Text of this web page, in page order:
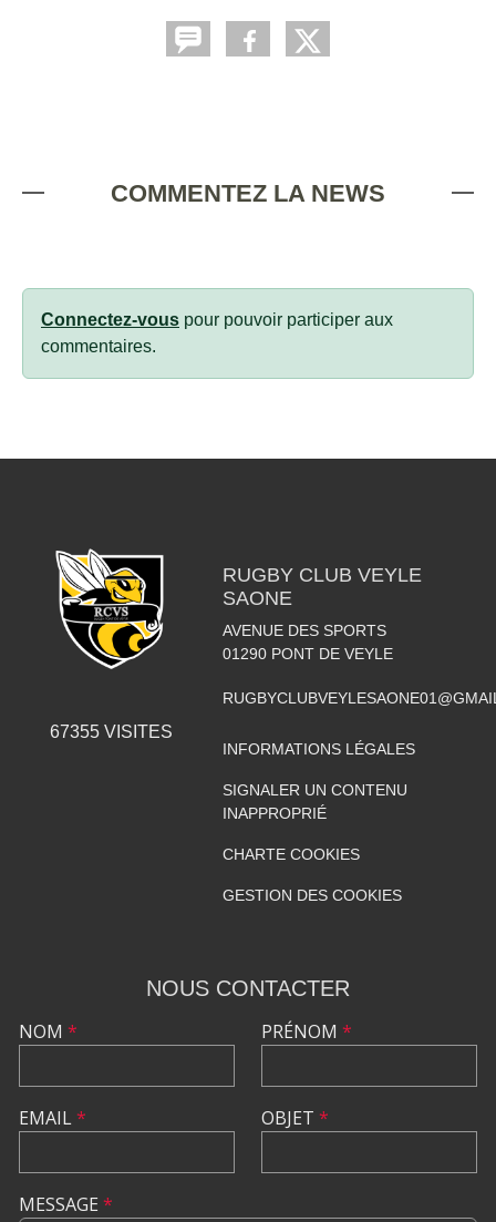
COMMENTEZ LA NEWS
Connectez-vous pour pouvoir participer aux
commentaires.
67355VISITES
RUGBY CLUB VEYLE
SAONE
AVENUE DES SPORTS
01290 PONT DE VEYLE
INFORMATIONS LÉGALES
SIGNALER UN CONTENU
INAPPROPRIÉ
CHARTE COOKIES
GESTION DES COOKIES
NOUS CONTACTER
NOM *
EMAIL*
PRÉNOM *
OBJET *
MESSAGE *